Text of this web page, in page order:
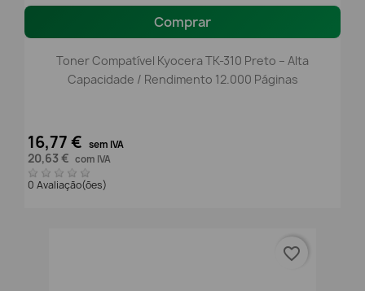
Comprar
Toner Compatível Kyocera TK-310 Preto – Alta
Capacidade / Rendimento 12.000 Páginas
16,77 € sem IVA
20,63 € com IVA
0 Avaliação(ões)
favorite_border